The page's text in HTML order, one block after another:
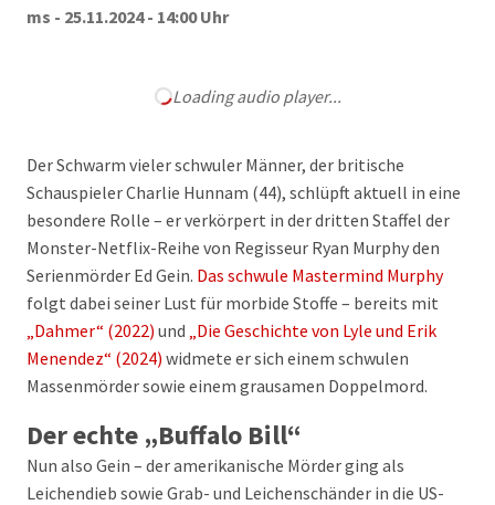
ms - 25.11.2024 - 14:00 Uhr
Loading audio player...
Der Schwarm vieler schwuler Männer, der britische
Schauspieler Charlie Hunnam (44), schlüpft aktuell in eine
besondere Rolle – er verkörpert in der dritten Staffel der
Monster-Netflix-Reihe von Regisseur Ryan Murphy den
Serienmörder Ed Gein. Das schwule Mastermind Murphy
folgt dabei seiner Lust für morbide Stoffe – bereits mit
„Dahmer“ (2022) und „Die Geschichte von Lyle und Erik
Menendez“ (2024) widmete er sich einem schwulen
Massenmörder sowie einem grausamen Doppelmord.
Der echte „Buffalo Bill“
Nun also Gein – der amerikanische Mörder ging als
Leichendieb sowie Grab- und Leichenschänder in die US-